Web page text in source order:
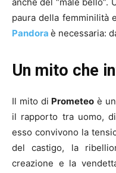
paura della femminilità
Pandora è necessaria:
Un mito che
Il mito di Prometeo è
il rapporto tra uomo,
esso convivono la
del castigo, la
creazione e la